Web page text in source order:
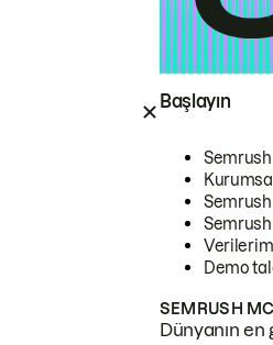
Başlayın
Kurumsal
Semrush
Demo
SEMRUSH
Dünyanın